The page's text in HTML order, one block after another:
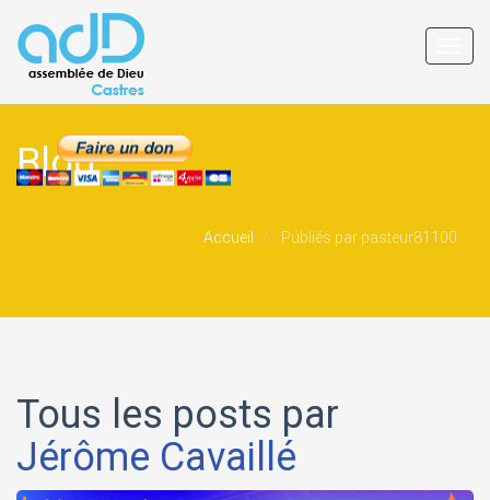
Blog
Accueil Publiés par pasteur81100
Tous les posts par
Jérôme Cavaillé